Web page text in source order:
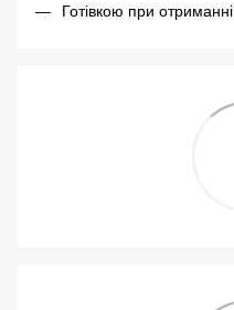
Готівкою при отриманні